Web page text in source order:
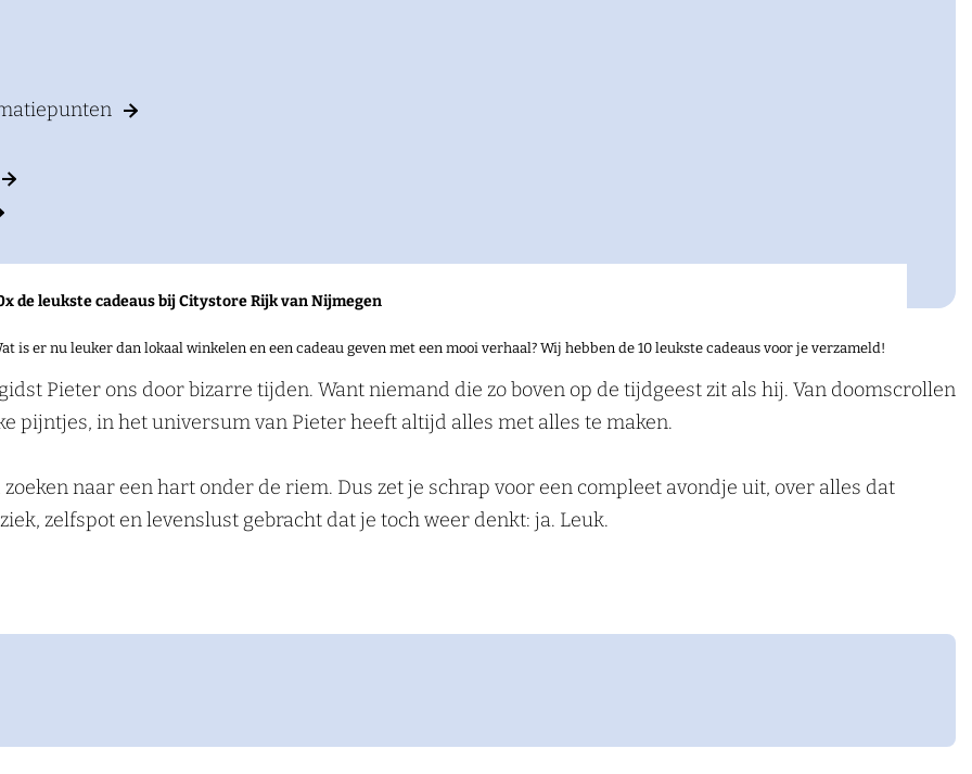
de leukste cadeaus bij Citystore Rijk van Nijmegen
is er nu leuker dan lokaal winkelen en een cadeau geven met een mooi verhaal? Wij hebben de 10 leukste cadeaus voor je verzameld!
Pieter ons door bizarre tijden. Want niemand die zo boven op de tijdgeest zit als hij. Van doomscrollen
pijntjes, in het universum van Pieter heeft altijd alles met alles te maken.
naar een hart onder de riem. Dus zet je schrap voor een compleet avondje uit, over alles dat
zelfspot en levenslust gebracht dat je toch weer denkt: ja. Leuk.